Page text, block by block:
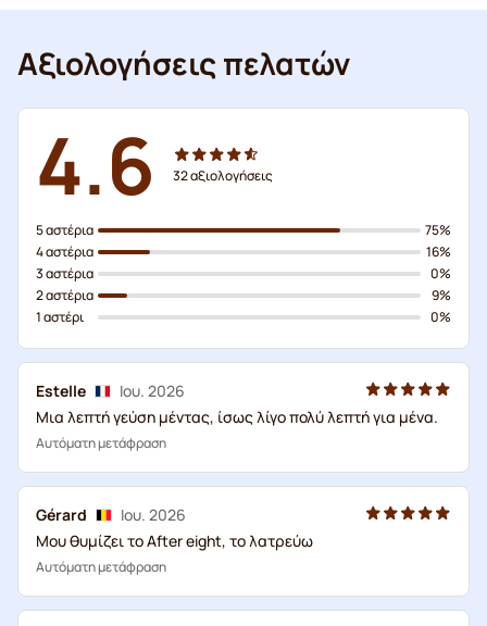
Αξιολογήσεις πελατών
4.6 32αξιολογήσεις
5 αστέρια
4 αστέρια
3 αστέρια
2 αστέρια
1 αστέρι
75%
16%
0%
9%
0%
Estelle
Ιου. 2026
Μια λεπτή γεύση μέντας, ίσως λίγο πολύ λεπτή για μένα.
Αυτόματη μετάφραση
Gérard
Ιου. 2026
Μου θυμίζει το After eight, το λατρεύω
Αυτόματη μετάφραση